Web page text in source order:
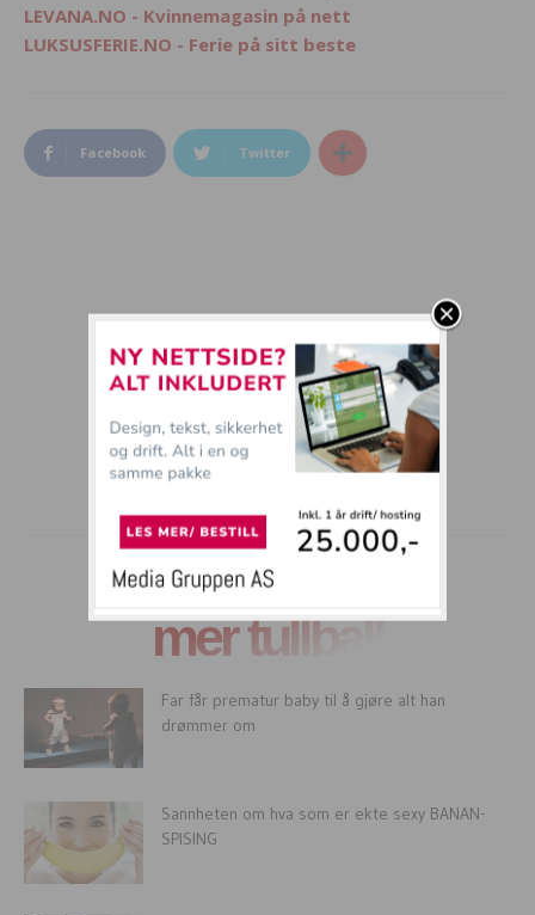
LEVANA.NO - Kvinnemagasin på nett
LUKSUSFERIE.NO - Ferie på sitt beste
Facebook Twitter
mer tullball
Far får prematur baby til å gjøre alt han
drømmer om
Sannheten om hva som er ekte sexy BANAN-
SPISING